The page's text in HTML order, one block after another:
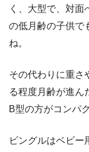
く、大型で、対
の低月齢の子供で
ね。
その代わりに重さ
る程度月齢が進ん
B型の方がコンパ
ビングルはベビー